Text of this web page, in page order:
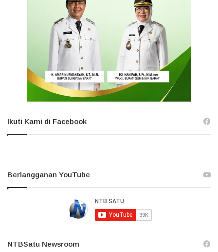
Ikuti Kami di Facebook
Berlangganan YouTube
NTBSatu Newsroom